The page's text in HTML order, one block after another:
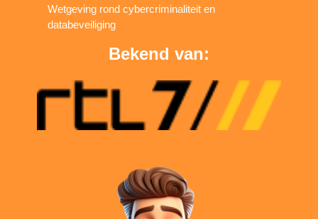
Wetgeving rond cybercriminaliteit en
databeveiliging
Bekend van: